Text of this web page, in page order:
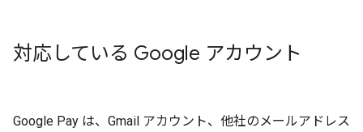
対応している Google アカウント
Google Pay は、Gmail アカウント、他社のメールアドレス